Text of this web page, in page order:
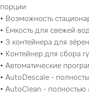
порции
• Возможность
• Емкость для свежей
• 3 контейнера для
• Контейнер для сбора
• Автоматические
• AutoDescale -
• AutoClean - полностью